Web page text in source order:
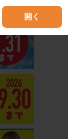
開く